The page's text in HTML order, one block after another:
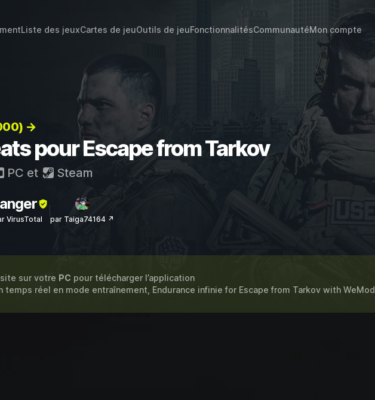
Liste des jeuxCartes de jeuOutils de jeuFonctionnalitésCommunautéMon compte
→
pour Escape from Tarkov
PC et Steam
VirusTotal par Taiga74164 ↗
sur votre PC pour télécharger l’application
temps réel en mode entraînement, Endurance infinie for Escape from Tarkovwith WeMod